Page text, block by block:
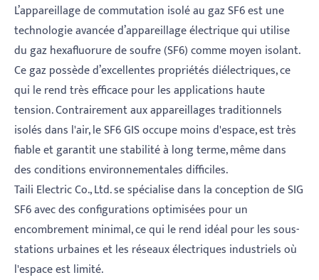
L’appareillage de commutation isolé au gaz SF6 est une
technologie avancée d’appareillage électrique qui utilise
du gaz hexafluorure de soufre (SF6) comme moyen isolant.
Ce gaz possède d’excellentes propriétés diélectriques, ce
qui le rend très efficace pour les applications haute
tension. Contrairement aux appareillages traditionnels
isolés dans l'air, le SF6 GIS occupe moins d'espace, est très
fiable et garantit une stabilité à long terme, même dans
des conditions environnementales difficiles.
Taili Electric Co., Ltd. se spécialise dans la conception de SIG
SF6 avec des configurations optimisées pour un
encombrement minimal, ce qui le rend idéal pour les sous-
stations urbaines et les réseaux électriques industriels où
l'espace est limité.